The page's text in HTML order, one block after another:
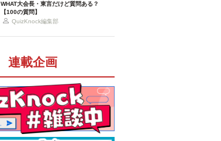
WHAT大会長・東言だけど質問ある？
【100の質問】
QuizKnock編集部
連載企画